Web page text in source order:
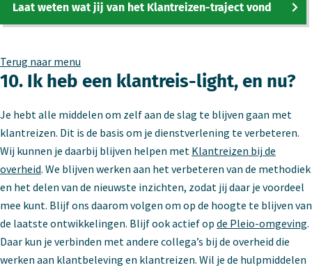
Laat weten wat jij van het Klantreizen-traject vond
Terug naar menu
10. Ik heb een klantreis-light, en nu?
Je hebt alle middelen om zelf aan de slag te blijven gaan met
klantreizen. Dit is de basis om je dienstverlening te verbeteren.
Wij kunnen je daarbij blijven helpen met Klantreizen bij de
overheid. We blijven werken aan het verbeteren van de methodiek
en het delen van de nieuwste inzichten, zodat jij daar je voordeel
mee kunt. Blijf ons daarom volgen om op de hoogte te blijven van
de laatste ontwikkelingen. Blijf ook actief op de Pleio-omgeving.
Daar kun je verbinden met andere collega’s bij de overheid die
werken aan klantbeleving en klantreizen. Wil je de hulpmiddelen